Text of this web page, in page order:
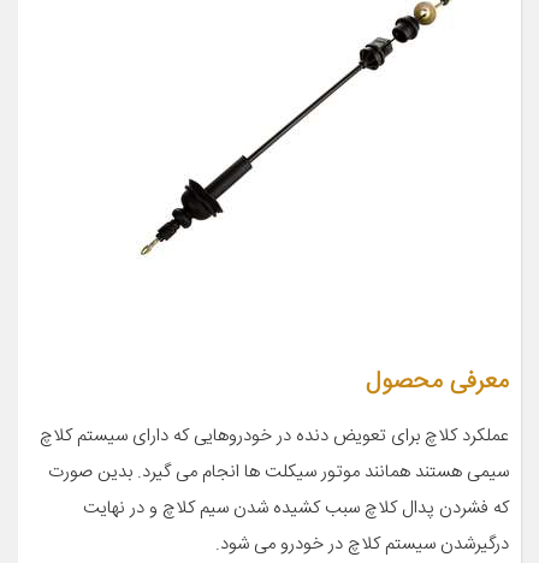
معرفی محصول
عملکرد کلاچ برای تعویض دنده در خودروهایی که دارای سیستم کلاچ
سیمی هستند همانند موتور سیکلت ها انجام می گیرد. بدین صورت
که فشردن پدال کلاچ سبب کشیده شدن سیم کلاچ و در نهایت
درگیرشدن سیستم کلاچ در خودرو می شود.